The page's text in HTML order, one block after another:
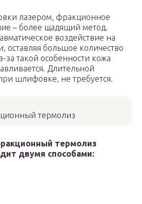
лазером, фракционное
– более щадящий метод.
воздействие на
оставляя большое количество
за такой особенности кожа
Длительной
шлифовке, не требуется.
термолиз
термолиз
двумя способами: